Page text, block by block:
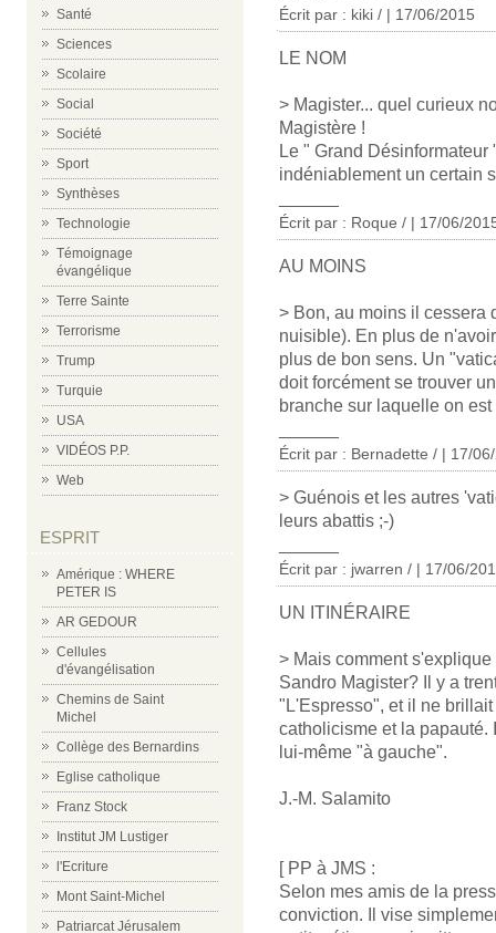
Santé
Sciences
Scolaire
Social
Société
Sport
Synthèses
Technologie
Témoignage
évangélique
Terre Sainte
Terrorisme
Trump
Turquie
USA
VIDÉOS P.P.
Web
ESPRIT
Amérique : WHERE
PETER IS
AR GEDOUR
Cellules
d'évangélisation
Chemins de Saint
Michel
Collège des Bernardins
Eglise catholique
Franz Stock
Institut JM Lustiger
l'Ecriture
Mont Saint-Michel
Patriarcat Jérusalem
Écrit par : kiki / | 17/06/2015
LE NOM
> Magister... quel curieux
Magistère !
Le " Grand
indéniablement un certain
Écrit par : Roque / | 17/06/
AU MOINS
> Bon, au moins il cessera
nuisible). En plus de
plus de bon sens. Un
doit forcément se trouver
branche sur laquelle on est
Écrit par : Bernadette / | 17/
> Guénois et les autres
leurs abattis ;-)
Écrit par : jwarren / | 17/06/
UN ITINÉRAIRE
> Mais comment
Sandro Magister? Il y a
"L'Espresso", et il ne
catholicisme et la
lui-même "à gauche".
J.-M. Salamito
[ PP à JMS :
Selon mes amis de la
conviction. Il vise